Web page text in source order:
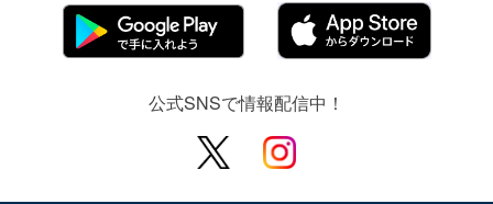
公式SNSで情報配信中！